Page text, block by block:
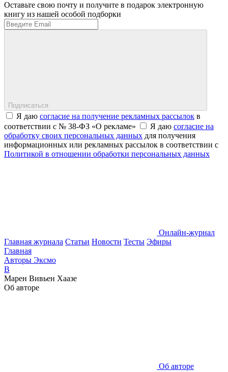
Оставьте свою почту и получите в подарок электронную
книгу из нашей особой подборки
Подписаться
Я даю согласие на получение рекламных рассылок в
соответствии с № 38-ФЗ «О рекламе»
Я даю согласие на
обработку своих персональных данных для получения
информационных или рекламных рассылок в соответствии с
Политикой в отношении обработки персональных данных
Онлайн-журнал
Главная журнала Статьи Новости Тесты Эфиры
Главная
Авторы Эксмо
В
Марен Вивьен Хаазе
Об авторе
Об авторе